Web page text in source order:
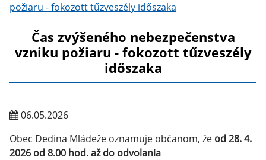
požiaru - fokozott tűzveszély időszaka
Čas zvýšeného nebezpečenstva
vzniku požiaru - fokozott tűzveszély
időszaka
06.05.2026
Obec Dedina Mládeže oznamuje občanom, že od 28. 4.
2026 od 8.00 hod. až do odvolania